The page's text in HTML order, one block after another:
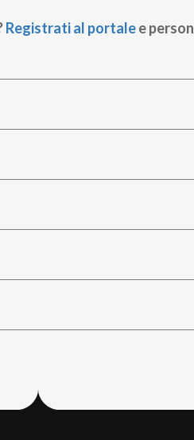
Registrati al portalee